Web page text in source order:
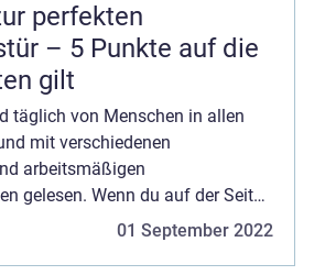
perfekten
– 5 Punkte auf die
gilt
täglich von Menschen in allen
mit verschiedenen
arbeitsmäßigen
gelesen. Wenn du auf der Seite
haben wir mehrere01 September 2022